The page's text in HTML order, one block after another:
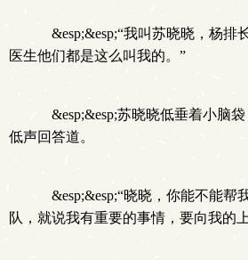
&esp;&esp;“我叫苏晓晓，杨排
医生他们都是这么叫我的。”
&esp;&esp;苏晓晓低垂着小脑袋
低声回答道。
&esp;&esp;“晓晓，你能不能帮
队，就说我有重要的事情，要向我的